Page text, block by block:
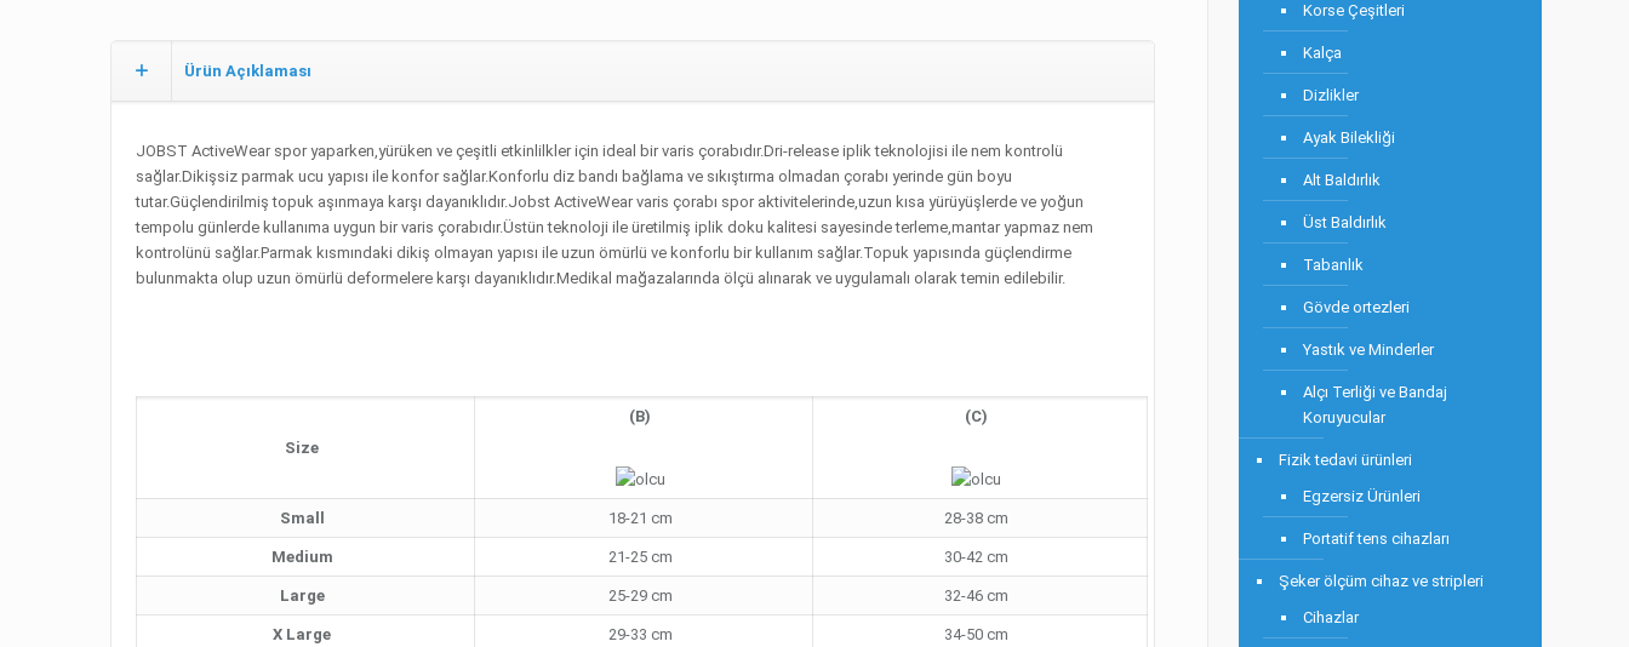
Ürün Açıklaması
JOBST ActiveWear spor yaparken,yürüken ve çeşitli etkinlilkler için ideal bir varis çorabıdır.Dri-release iplik teknolojisi ile nem kontrolü
sağlar.Dikişsiz parmak ucu yapısı ile konfor sağlar.Konforlu diz bandı bağlama ve sıkıştırma olmadan çorabı yerinde gün boyu
tutar.Güçlendirilmiş topuk aşınmaya karşı dayanıklıdır.Jobst ActiveWear varis çorabı spor aktivitelerinde,uzun kısa yürüyüşlerde ve yoğun
tempolu günlerde kullanıma uygun bir varis çorabıdır.Üstün teknoloji ile üretilmiş iplik doku kalitesi sayesinde terleme,mantar yapmaz nem
kontrolünü sağlar.Parmak kısmındaki dikiş olmayan yapısı ile uzun ömürlü ve konforlu bir kullanım sağlar.Topuk yapısında güçlendirme
bulunmakta olup uzun ömürlü deformelere karşı dayanıklıdır.Medikal mağazalarında ölçü alınarak ve uygulamalı olarak temin edilebilir.
Size
(B) (C)
Small 18-21 cm 28-38 cm
Medium 21-25 cm 30-42 cm
Large 25-29 cm 32-46 cm
X Large 29-33 cm 34-50 cm
Korse Çeşitleri
Kalça
Dizlikler
Ayak Bilekliği
Alt Baldırlık
Üst Baldırlık
Tabanlık
Gövde ortezleri
Yastık ve Minderler
Alçı Terliği ve Bandaj
Koruyucular
Fizik tedavi ürünleri
Egzersiz Ürünleri
Portatif tens cihazları
Şeker ölçüm cihaz ve stripleri
Cihazlar